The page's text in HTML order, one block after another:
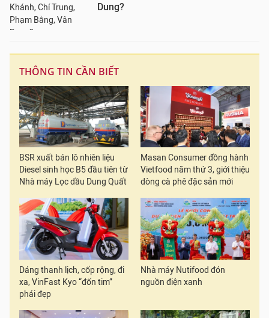
Dung?
THÔNG TIN CẦN BIẾT
BSR xuất bán lô nhiên liệu
Diesel sinh học B5 đầu tiên từ
Nhà máy Lọc dầu Dung Quất
Masan Consumer đồng hành
Vietfood năm thứ 3, giới thiệu
dòng cà phê đặc sản mới
Dáng thanh lịch, cốp rộng, đi
xa, VinFast Kyo “đốn tim”
phái đẹp
Nhà máy Nutifood đón
nguồn điện xanh